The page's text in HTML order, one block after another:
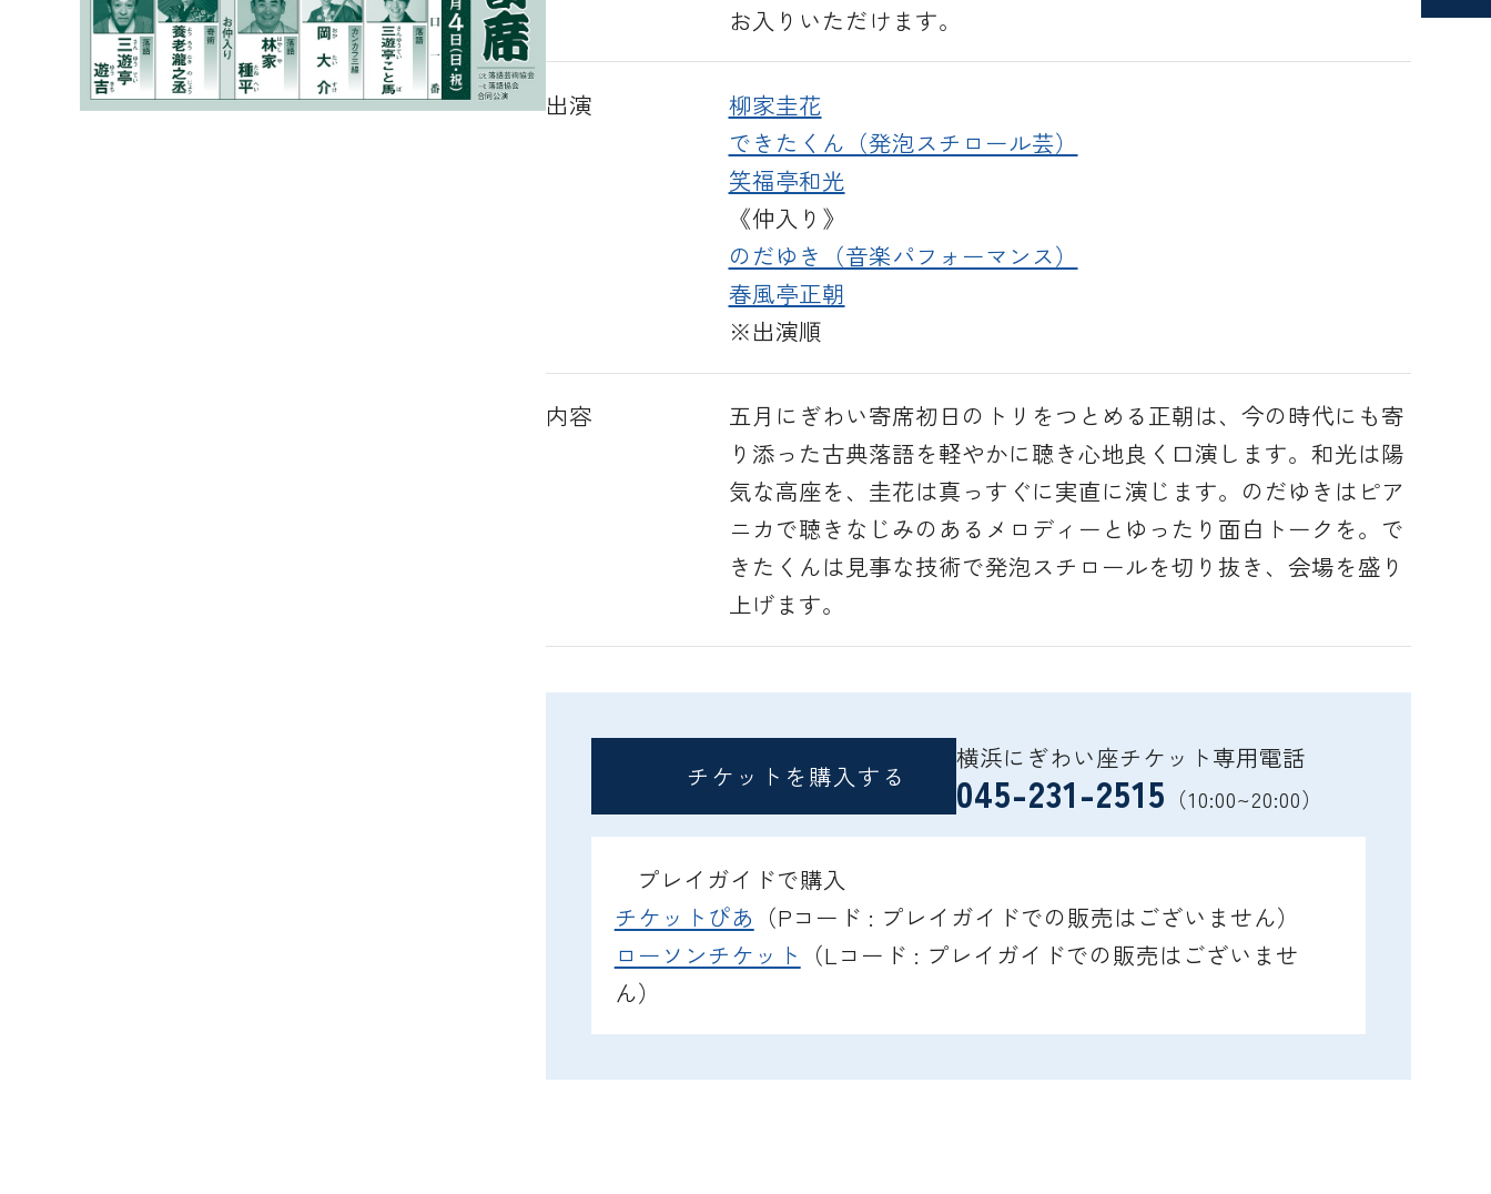
お入りいただけます。
出演
柳家圭花
できたくん（発泡スチロール芸）
笑福亭和光
《仲入り》
のだゆき（音楽パフォーマンス）
春風亭正朝
※出演順
内容
五月にぎわい寄席初日のトリをつとめる正朝は、今の時代にも寄
り添った古典落語を軽やかに聴き心地良く口演します。和光は陽
気な高座を、圭花は真っすぐに実直に演じます。のだゆきはピア
ニカで聴きなじみのあるメロディーとゆったり面白トークを。で
きたくんは見事な技術で発泡スチロールを切り抜き、会場を盛り
上げます。
チケットを購入する
横浜にぎわい座チケット専用電話
045-231-2515 （10:00~20:00）
プレイガイドで購入
チケットぴあ （Pコード : プレイガイドでの販売はございません）
ローソンチケット （Lコード : プレイガイドでの販売はございませ
ん）